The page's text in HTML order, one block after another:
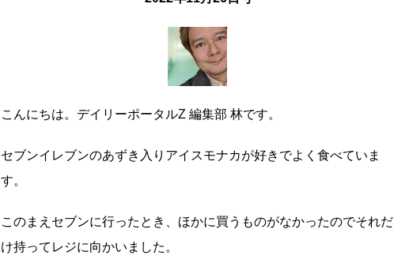
こんにちは。デイリーポータルZ 編集部 林です。
セブンイレブンのあずき入りアイスモナカが好きでよく食べていま
す。
このまえセブンに行ったとき、ほかに買うものがなかったのでそれだ
け持ってレジに向かいました。